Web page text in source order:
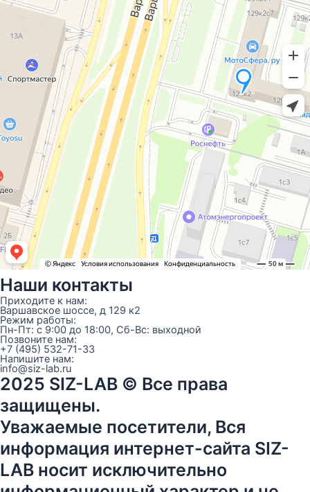
Наши контакты
Приходите к нам:
Варшавское шоссе, д 129 к2
Режим работы:
Пн-Пт: с 9:00 до 18:00, Сб-Вс: выходной
Позвоните нам:
+7 (495) 532-71-33
Напишите нам:
info@siz-lab.ru
2025 SIZ-LAB © Все права
защищены.
Уважаемые посетители, Вся
информация интернет-сайта SIZ-
LAB носит исключительно